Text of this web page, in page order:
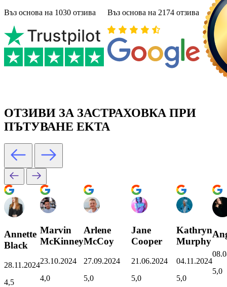
Въз основа на 1030 отзива
Въз основа на 2174 отзива
ОТЗИВИ ЗА ЗАСТРАХОВКА ПРИ
ПЪТУВАНЕ EKTA
Annette
Black
28.11.2024
4,5
Marvin
McKinney
23.10.2024
4,0
Arlene
McCoy
27.09.2024
5,0
Jane
Cooper
21.06.2024
5,0
Kathryn
Murphy
04.11.2024
5,0
5,0